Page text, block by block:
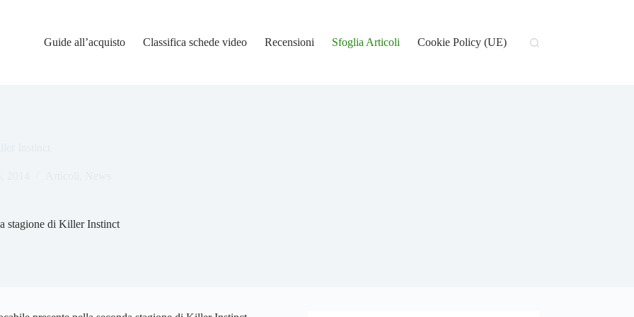
Guide all’acquisto
Classifica schede video Recensioni Sfoglia Articoli Cookie Policy (UE)
stagione di Killer Instinct